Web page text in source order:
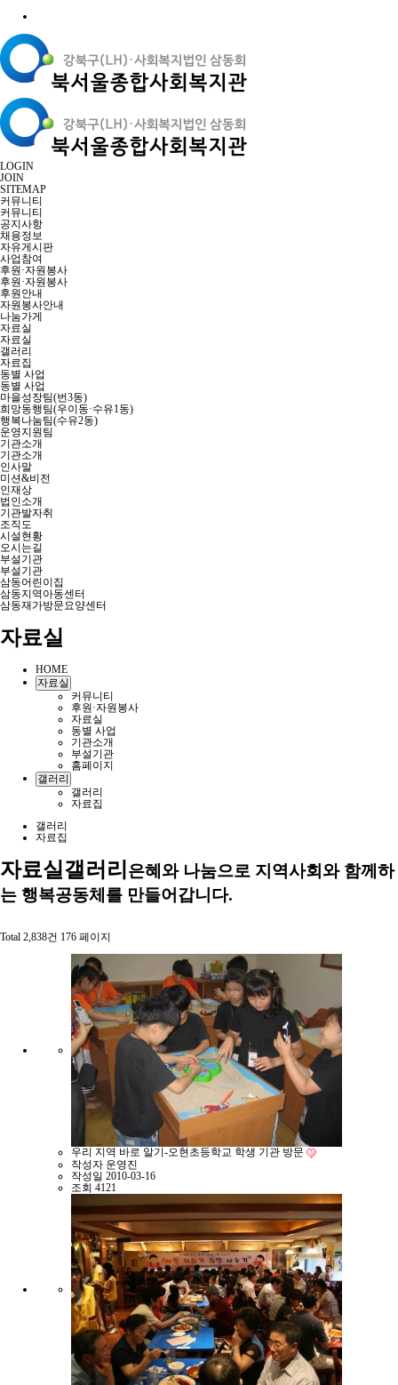
LOGIN
JOIN
SITEMAP
커뮤니티
커뮤니티
공지사항
채용정보
자유게시판
사업참여
후원·자원봉사
후원·자원봉사
후원안내
자원봉사안내
나눔가게
자료실
자료실
갤러리
자료집
동별 사업
동별 사업
마을성장팀(번3동)
희망동행팀(우이동·수유1동)
행복나눔팀(수유2동)
운영지원팀
기관소개
기관소개
인사말
미션&비전
인재상
법인소개
기관발자취
조직도
시설현황
오시는길
부설기관
부설기관
삼동어린이집
삼동지역아동센터
삼동재가방문요양센터
자료실
HOME
자료실
커뮤니티
후원·자원봉사
자료실
동별 사업
기관소개
부설기관
홈페이지
갤러리
갤러리
자료집
갤러리
자료집
자료실갤러리 은혜와 나눔으로 지역사회와 함께하
는 행복공동체를 만들어갑니다.
Total 2,838건 176 페이지
우리 지역 바로 알기-오현초등학교 학생 기관 방문
작성자 운영진
작성일 2010-03-16
조회 4121